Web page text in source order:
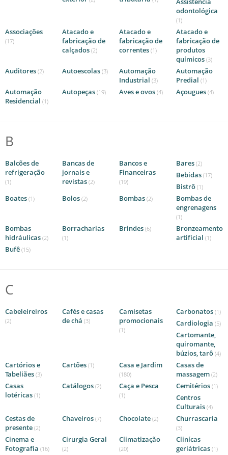
odontológica
(1)
Associações
(17)
Atacado e
fabricação de
calçados (2)
Atacado e
fabricação de
correntes (1)
Atacado e
fabricação de
produtos
químicos (3)
Auditores (2) Autoescolas (3)
Automação
Industrial (3)
Automação
Predial (1)
Automação
Residencial (1)
Autopeças (19) Aves e ovos (4) Açougues (4)
B
Balcões de
refrigeração
(1)
Bancas de
jornais e
revistas (2)
Bancos e
Financeiras
(19)
Bares (2)
Bebidas (17)
Bistrô (1)
Boates (1) Bolos (2) Bombas (2)
Bombas de
engrenagens
(1)
Bombas
hidráulicas (2)
Borracharias
(1)
Brindes (6)
Bronzeamento
artificial (1)
Bufê (15)
C
Cabeleireiros
(2)
Cafés e casas
de chá (3)
Camisetas
promocionais
(1)
Carbonatos (1)
Cardiologia (5)
Cartomante,
quiromante,
búzios, tarô (4)
Cartórios e
Tabeliães (3)
Cartões (1) Casa e Jardim
(180)
Casas de
massagem (2)
Casas
lotéricas (1)
Catálogos (2) Caça e Pesca
(1)
Cemitérios (1)
Centros
Culturais (4)
Cestas de
presente (2)
Chaveiros (7) Chocolate (2) Churrascaria
(3)
Cinema e
Fotografia (16)
Cirurgia Geral
(2)
Climatização
(20)
Clinícas
geriátricas (1)